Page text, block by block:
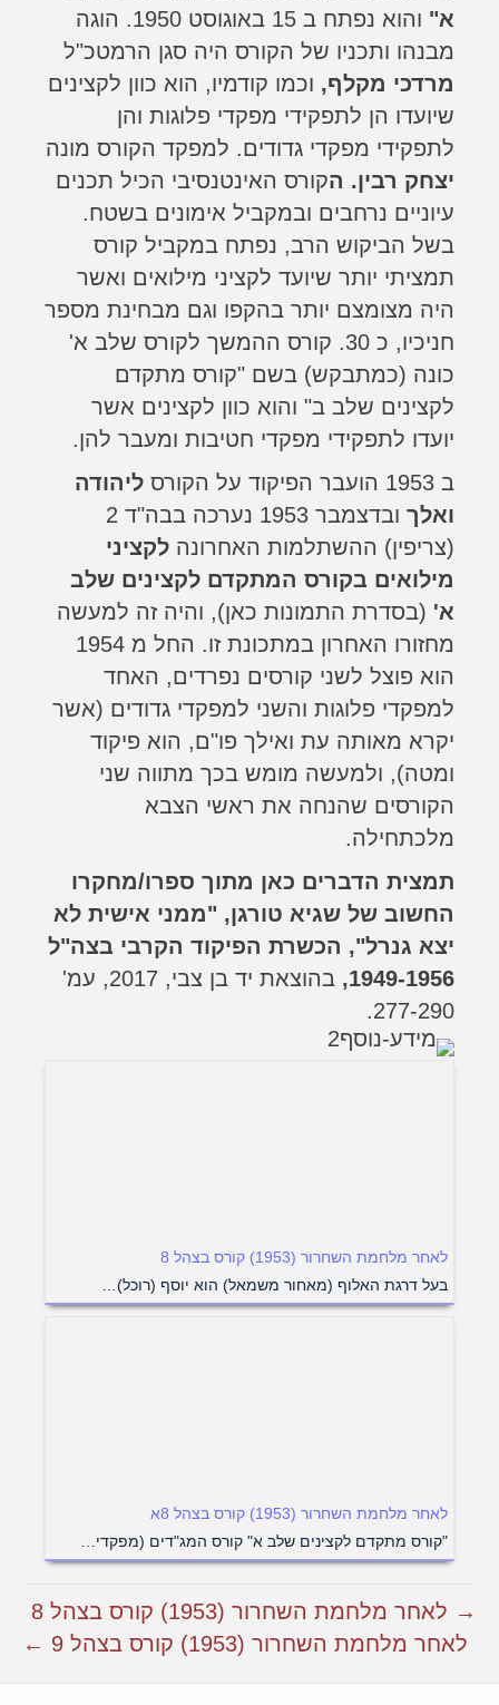
א"
והוא נפתח ב 15 באוגוסט 1950. הוגה
מבנהו ותכניו של הקורס היה סגן הרמטכ"ל
מרדכי מקלף, וכמו קודמיו, הוא כוון לקצינים
שיועדו הן לתפקידי מפקדי פלוגות והן
לתפקידי מפקדי גדודים. למפקד הקורס מונה
יצחק רבין. הקורס האינטנסיבי הכיל תכנים
עיוניים נרחבים ובמקביל אימונים בשטח.
בשל הביקוש הרב, נפתח במקביל קורס
תמציתי יותר שיועד לקציני מילואים ואשר
היה מצומצם יותר בהקפו וגם מבחינת מספר
חניכיו, כ 30. קורס ההמשך לקורס שלב א'
כונה (כמתבקש) בשם "קורס מתקדם
לקצינים שלב ב" והוא כוון לקצינים אשר
יועדו לתפקידי מפקדי חטיבות ומעבר להן.
ב 1953 הועבר הפיקוד על הקורס
ליהודה
ואלך
ובדצמבר 1953 נערכה בבה"ד 2
(צריפין) ההשתלמות האחרונה לקציני
מילואים בקורס המתקדם לקצינים שלב
א' (בסדרת התמונות כאן), והיה זה למעשה
מחזורו האחרון במתכונת זו. החל מ 1954
הוא פוצל לשני קורסים נפרדים, האחד
למפקדי פלוגות והשני למפקדי גדודים (אשר
יקרא מאותה עת ואילך פו"ם, הוא פיקוד
ומטה), ולמעשה מומש בכך מתווה שני
הקורסים שהנחה את ראשי הצבא
מלכתחילה.
תמצית הדברים כאן מתוך ספרו/מחקרו
החשוב של שגיא טורגן, "ממני אישית לא
יצא גנרל", הכשרת הפיקוד הקרבי בצה"ל
1949-1956,
בהוצאת יד בן צבי, 2017, עמ'
277-290.
לאחר מלחמת השחרור (1953) קורס בצהל 8
בעל דרגת האלוף (מאחור משמאל) הוא יוסף (רוכל)…
לאחר מלחמת השחרור (1953) קורס בצהל 8א
"קורס מתקדם לקצינים שלב א" קורס המג"דים (מפקדי…
→ לאחר מלחמת השחרור (1953) קורס בצהל 8
לאחר מלחמת השחרור (1953) קורס בצהל 9 ←